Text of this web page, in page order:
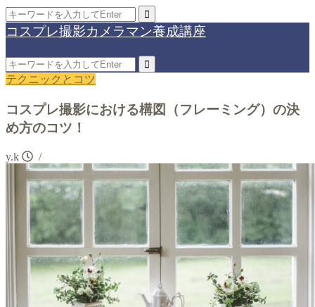
コスプレ撮影カメラマン養成講座
テクニックとコツ
コスプレ撮影における構図（フレーミング）の決
め方のコツ！
y.k /